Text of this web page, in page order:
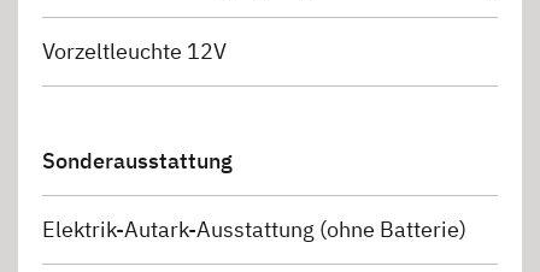
Vorzeltleuchte 12V
Sonderausstattung
Elektrik-Autark-Ausstattung (ohne Batterie)